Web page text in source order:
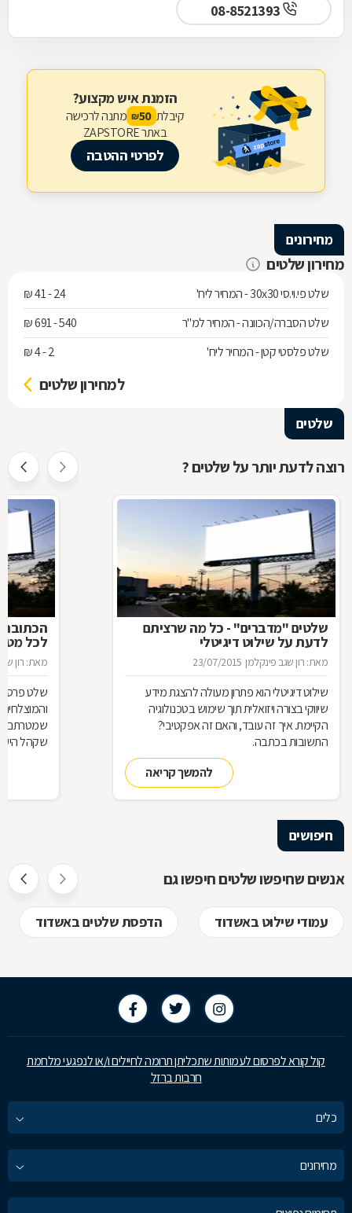
08-8521393
הזמנת איש מקצוע?
קיבלת 50
₪ מתנה לרכישה
באתר ZAPSTORE
לפרטי ההטבה
מחירונים
מחירון שלטים
שלט פי.וי.סי 30x30 - המחיר ליח'
24 - 41 ₪
שלט הסברה/הכוונה - המחיר למ"ר
540 - 691 ₪
שלט פלסטי קטן - המחיר ליח'
2 - 4 ₪
למחירון שלטים
שלטים
רוצה לדעת יותר על שלטים ?
שלטים "מדברים" - כל מה שרציתם
לדעת על שילוט דיגיטלי
מאת: רון שגב פינקלמן 23/07/2015
שילוט דיגיטלי הוא פתרון מעולה להצגת מידע
שיווקי בצורה ויזואלית תוך שימוש בטכנולוגיה
הקיימת. איך זה עובד, והאם זה אפקטיבי?
התשובות בכתבה.
להמשך קריאה
הכתובת
לכל
מאת: רון
שלט
שמטרתם
שקהל
חיפושים
אנשים שחיפשו שלטים חיפשו גם
עמודי שילוט באשדוד הדפסת שלטים באשדוד
קול קורא לפרסום לעמותות שתכליתן תרומה לחיילים ו/או לנפגעי מלחמת
חרבות ברזל
כלים
מחירונים